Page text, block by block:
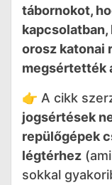
tábornokot,
kapcsolatban,
orosz katonai
megsértették
👉 A cikk
jogsértések
repülőgépek
légtérhez
sokkal